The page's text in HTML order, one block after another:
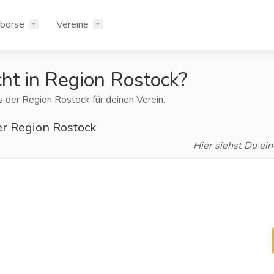
Vereine
in Region Rostock?
der Region Rostock für deinen Verein.
Region Rostock
Hier siehst Du